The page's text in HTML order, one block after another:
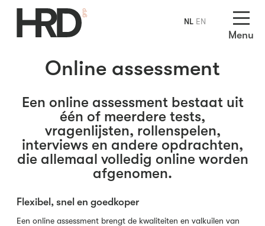
Menu
Online assessment
Een online assessment bestaat uit
één of meerdere tests,
vragenlijsten, rollenspelen,
interviews en andere opdrachten,
die allemaal volledig online worden
afgenomen.
Flexibel, snel en goedkoper
Een online assessment brengt de kwaliteiten en valkuilen van
NL EN